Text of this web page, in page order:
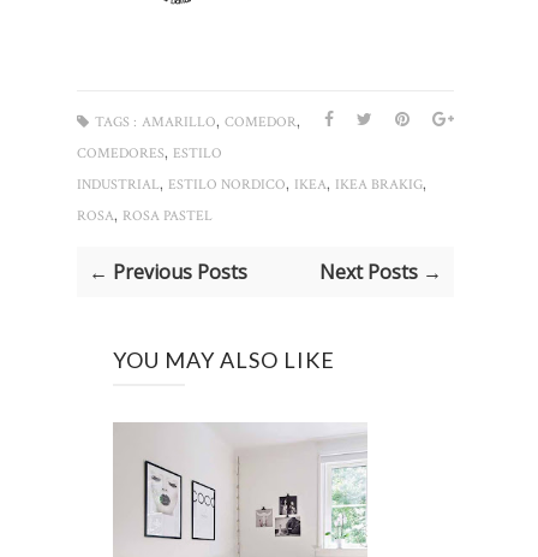
TAGS : AMARILLO, COMEDOR,
COMEDORES, ESTILO
INDUSTRIAL, ESTILO NORDICO, IKEA, IKEA BRAKIG,
ROSA, ROSA PASTEL
← Previous Posts Next Posts →
YOU MAY ALSO LIKE